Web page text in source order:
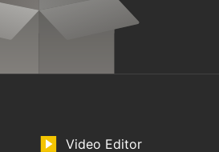
Video Editor